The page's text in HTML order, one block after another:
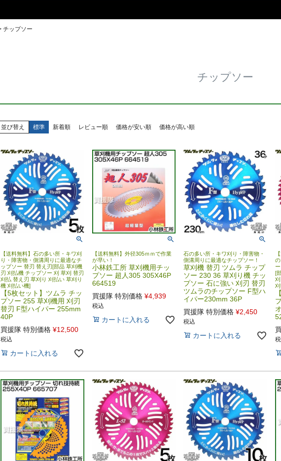
チップソー
チップソー
並び替え 標準 新着順 レビュー順 価格が安い順 価格が高い順
【送料無料】石の多い所・キワ刈
り・障害物・側溝周りに最適なチ
ップソー 替刃 替え刃[部品 草刈機
刃 刈払機 チップソー 刈 草刈 替刃
刈払 替え刃 草刈り 刈払い 草刈り
機 刈払い機]
【5枚セット】ツムラ チッ
プソー 255 草刈機用 刈刃
替刃 F型ハイパー 255mm
40P
買援隊 特別価格 ¥12,500
税込
カートに入れる
【送料無料】外径305ｍｍで作業
が早い！
小林鉄工所 草刈機用チッ
プソー 超人305 305X46P
664519
買援隊 特別価格 ¥4,939
税込
カートに入れる
石の多い所・キワ刈り・障害物・
側溝周りに最適なチップソー！
草刈機 替刃 ツムラ チップ
ソー 230 36 草刈り機 チッ
プソー 石に強い 刈刃 替刃
ツムラのチップソー F型ハ
イパー230mm 36P
買援隊 特別価格 ¥2,450
税込
カートに入れる
[